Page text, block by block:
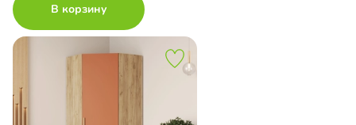
В корзину